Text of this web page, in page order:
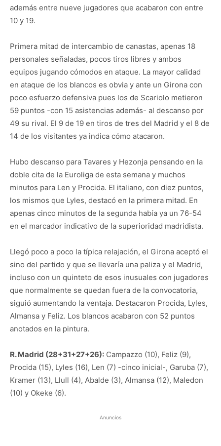
además entre nueve jugadores que acabaron con entre
10 y 19.
Primera mitad de intercambio de canastas, apenas 18
personales señaladas, pocos tiros libres y ambos
equipos jugando cómodos en ataque. La mayor calidad
en ataque de los blancos es obvia y ante un Girona con
poco esfuerzo defensiva pues los de Scariolo metieron
59 puntos -con 15 asistencias además- al descanso por
49 su rival. El 9 de 19 en tiros de tres del Madrid y el 8 de
14 de los visitantes ya indica cómo atacaron.
Hubo descanso para Tavares y Hezonja pensando en la
doble cita de la Euroliga de esta semana y muchos
minutos para Len y Procida. El italiano, con diez puntos,
los mismos que Lyles, destacó en la primera mitad. En
apenas cinco minutos de la segunda había ya un 76-54
en el marcador indicativo de la superioridad madridista.
Llegó poco a poco la típica relajación, el Girona aceptó el
sino del partido y que se llevaría una paliza y el Madrid,
incluso con un quinteto de esos inusuales con jugadores
que normalmente se quedan fuera de la convocatoria,
siguió aumentando la ventaja. Destacaron Procida, Lyles,
Almansa y Feliz. Los blancos acabaron con 52 puntos
anotados en la pintura.
R. Madrid (28+31+27+26): Campazzo (10), Feliz (9),
Procida (15), Lyles (16), Len (7) -cinco inicial-, Garuba (7),
Kramer (13), Llull (4), Abalde (3), Almansa (12), Maledon
(10) y Okeke (6).
Anuncios